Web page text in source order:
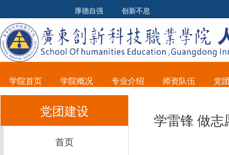
厚德自强 创新不息
学院首页 学院概况 专业介绍 师资队伍 党
党团建设
首页
学雷锋 做